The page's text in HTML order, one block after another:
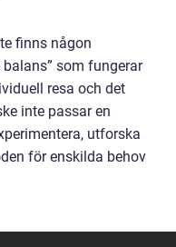
finns någon
som fungerar
resa och det
inte passar en
utforska
för enskilda behov